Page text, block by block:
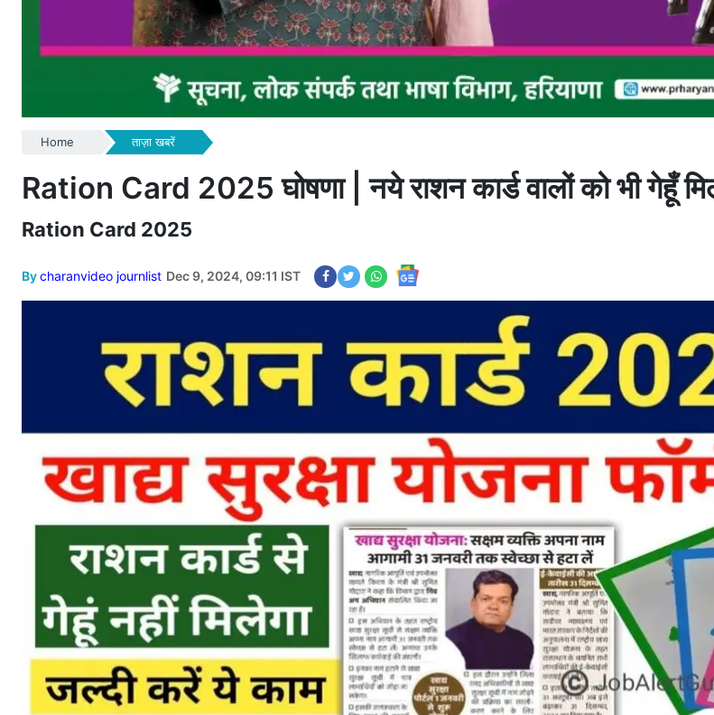
Home ताज़ा खबरें
Ration Card 2025 घोषणा | नये राशन कार्ड वालों को भी गेहूँ
Ration Card 2025
Bycharanvideo journlist Dec 9, 2024, 09:11 IST